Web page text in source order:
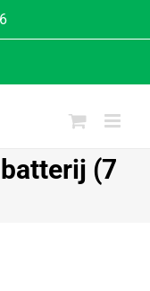
(7